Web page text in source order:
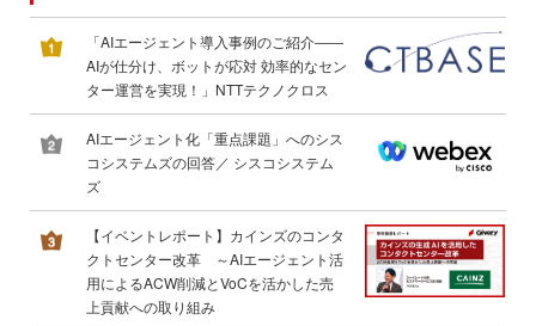
「AIエージェント導入事例のご紹介――
AIが仕分け、ボットが応対 効率的なセン
ター運営を実現！」NTTテクノクロス
AIエージェント化「重点課題」へのシス
コシステムズの回答／ シスコシステム
ズ
【イベントレポート】カインズのコンタ
クトセンター改革 ～AIエージェント活
用によるACW削減とVoCを活かした売
上貢献への取り組み